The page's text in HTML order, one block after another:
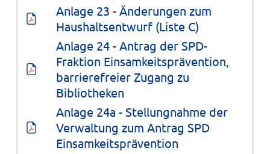
Anlage 23 - Änderungen zum
Haushaltsentwurf (Liste C)
Anlage 24 - Antrag der SPD-
Fraktion Einsamkeitsprävention,
barrierefreier Zugang zu
Bibliotheken
Anlage 24a - Stellungnahme der
Verwaltung zum Antrag SPD
Einsamkeitsprävention